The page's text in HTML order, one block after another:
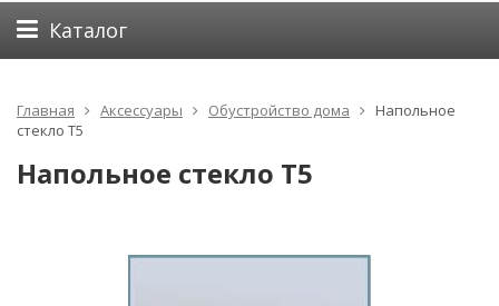
Каталог
Главная Аксессуары Обустройство дома
Напольное
стекло Т5
Напольное стекло Т5